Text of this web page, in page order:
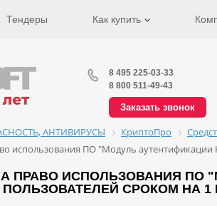
Тендеры Как купить
8 495 225-03-33
8 800 511-49-43
Заказать звонок
АНТИВИРУСЫ КриптоПро
использования ПО "Модуль
ПРАВО ИСПОЛЬЗОВАНИЯ ПО
ПОЛЬЗОВАТЕЛЕЙ СРОКОМ НА 1